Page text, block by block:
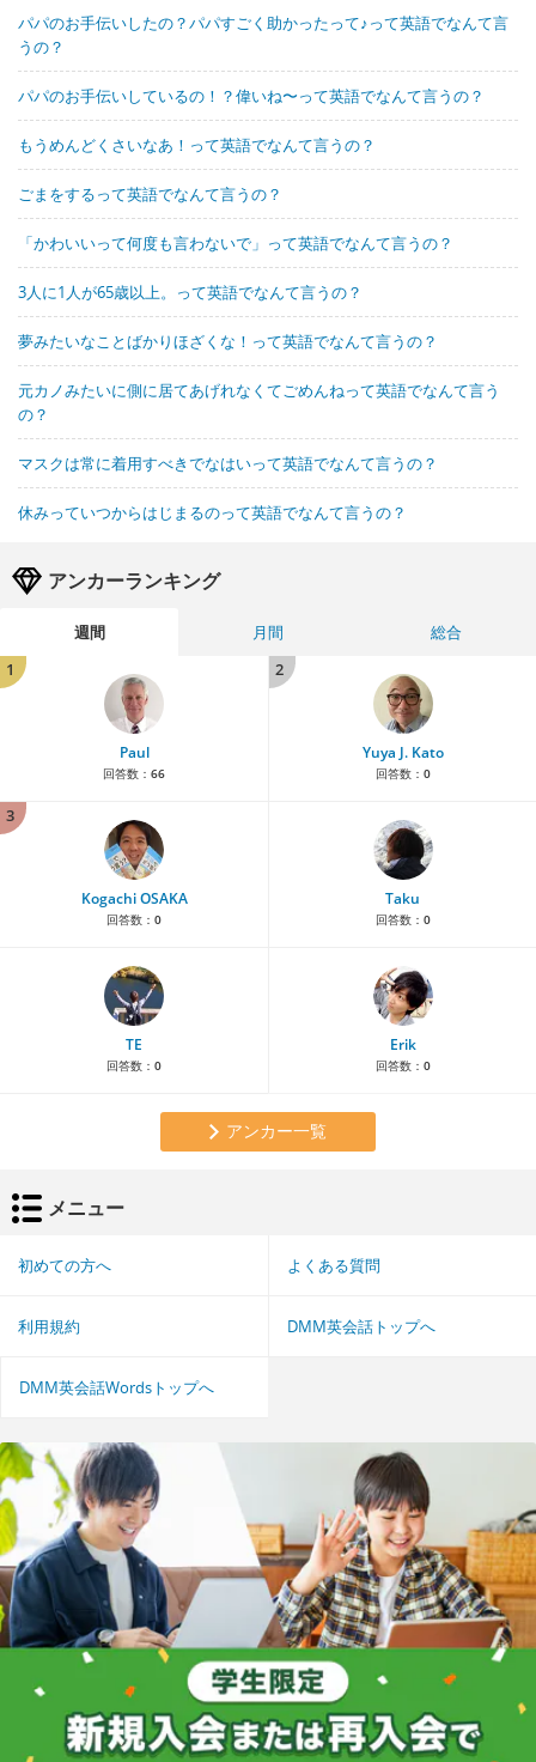
パパのお手伝いしたの？パパすごく助かったって♪って英語でなんて言
うの？
パパのお手伝いしているの！？偉いね〜って英語でなんて言うの？
もうめんどくさいなあ！って英語でなんて言うの？
ごまをするって英語でなんて言うの？
「かわいいって何度も言わないで」って英語でなんて言うの？
3人に1人が65歳以上。って英語でなんて言うの？
夢みたいなことばかりほざくな！って英語でなんて言うの？
元カノみたいに側に居てあげれなくてごめんねって英語でなんて言う
の？
マスクは常に着用すべきでなはいって英語でなんて言うの？
休みっていつからはじまるのって英語でなんて言うの？
アンカーランキング
週間 月間
総合
1
Paul
回答数： 66
2
Yuya J. Kato
回答数： 0
3
Kogachi OSAKA
回答数： 0
Taku
回答数： 0
TE
回答数： 0
Erik
回答数： 0
アンカー一覧
メニュー
初めての方へ よくある質問
利用規約 DMM英会話トップへ
DMM英会話Wordsトップへ